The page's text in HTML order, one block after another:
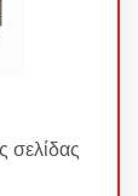
σελίδας